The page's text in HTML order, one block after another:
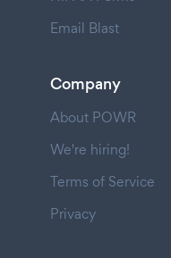
Email Blast
Company
About POWR
We're hiring!
Terms of Service
Privacy